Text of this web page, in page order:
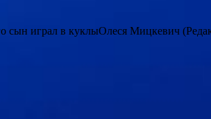
сын играл в куклыОлеся Мицкевич